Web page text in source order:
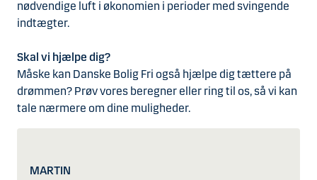
nødvendige luft i økonomien i perioder med svingende
indtægter.
Skal vi hjælpe dig?
Måske kan Danske Bolig Fri også hjælpe dig tættere på
drømmen? Prøv vores beregner eller ring til os, så vi kan
tale nærmere om dine muligheder.
MARTIN